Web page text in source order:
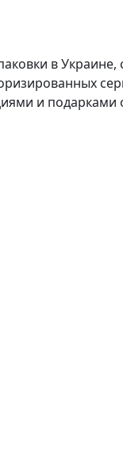
в Украине,
и подарками